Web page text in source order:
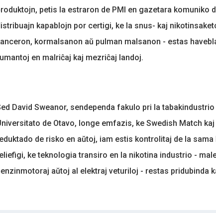
petis la estraron de PMI en gazetara komuniko
kapablojn por certigi, ke la snus- kaj
kormalsanon aŭ pulman malsanon - estas
en malriĉaj kaj mezriĉaj landoj.
David Sweanor, sendependa fakulo pri la
de Otavo, longe emfazis, ke Swedish Match
de risko en aŭtoj, iam estis kontrolitaj de la
ke teknologia transiro en la nikotina industrio -
aŭtoj al elektraj veturiloj - restas pridubinda